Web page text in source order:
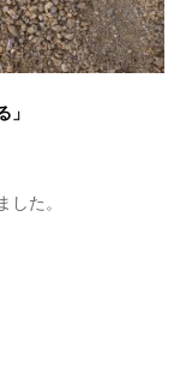
」
た。